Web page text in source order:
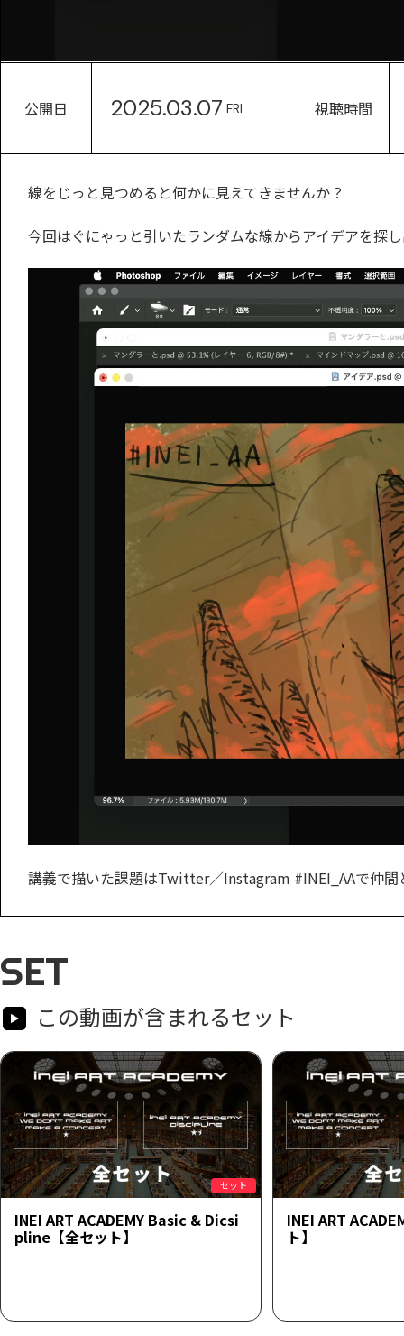
公開日 2025.03.07 FRI 視聴時間
線をじっと見つめると何かに見えてきませんか？
今回はぐにゃっと引いたランダムな線からアイデアを探
講義で描いた課題はTwitter／Instagram #INEI_AAで仲間
SET
この動画が含まれるセット
セット
INEI ART ACADEMY Basic & Dicsi
pline【全セット】
INEI ART
ト】